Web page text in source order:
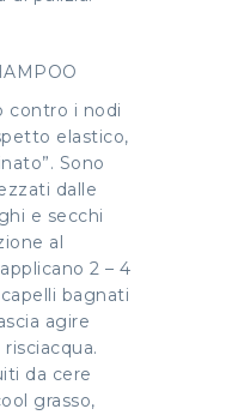
contro i nodi
elastico,
Sono
dalle
e secchi
al
2 – 4
bagnati
agire
da cere
grasso,